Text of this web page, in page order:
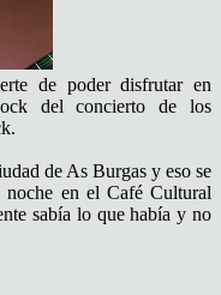
de poder disfrutar en
del concierto de los
de As Burgas y eso se
noche en el Café Cultural
sabía lo que había y no